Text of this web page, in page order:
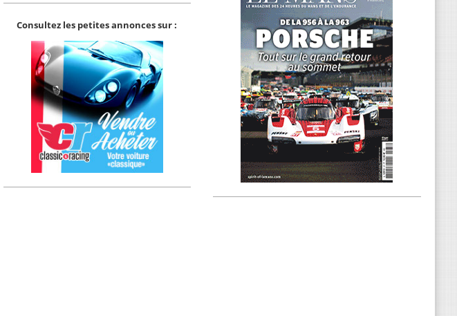
Consultez les petites annonces sur :